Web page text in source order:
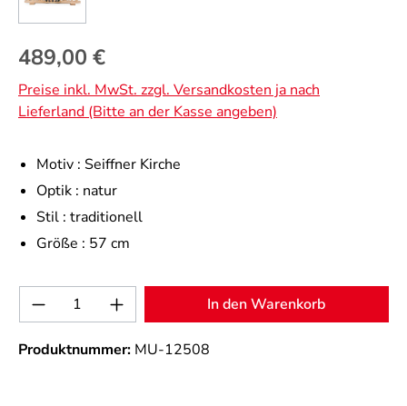
Regulärer Preis:
489,00 €
Preise inkl. MwSt. zzgl. Versandkosten ja nach
Lieferland (Bitte an der Kasse angeben)
Motiv : Seiffner Kirche
Optik : natur
Stil : traditionell
Größe : 57 cm
Produkt Anzahl: Gib den gewünschten
In den Warenkorb
Produktnummer: MU-12508